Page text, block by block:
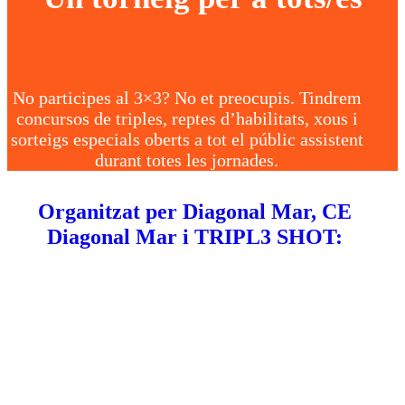
No participes al 3×3? No et preocupis. Tindrem
concursos de triples, reptes d’habilitats, xous i
sorteigs especials oberts a tot el públic assistent
durant totes les jornades.
Organitzat per Diagonal Mar, CE
Diagonal Mar i TRIPL3 SHOT: